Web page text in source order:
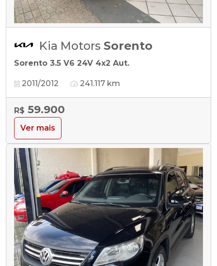
Kia Motors Sorento
Sorento 3.5 V6 24V 4x2 Aut.
2011/2012 241.117 km
R$ 59.900
Ver mais